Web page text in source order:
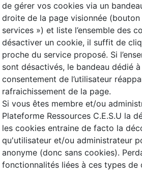
de gérer vos cookies via un
droite de la page visionnée (bouton
services ») et liste l’ensemble des
désactiver un cookie, il suffit de
proche du service proposé. Si
sont désactivés, le bandeau dédié
consentement de l’utilisateur
rafraichissement de la page.
Si vous êtes membre et/ou
Plateforme Ressources C.E.S.U la
les cookies entraine de facto la
qu'utilisateur et/ou administrateur
anonyme (donc sans cookies).
fonctionnalités liées à ces types de